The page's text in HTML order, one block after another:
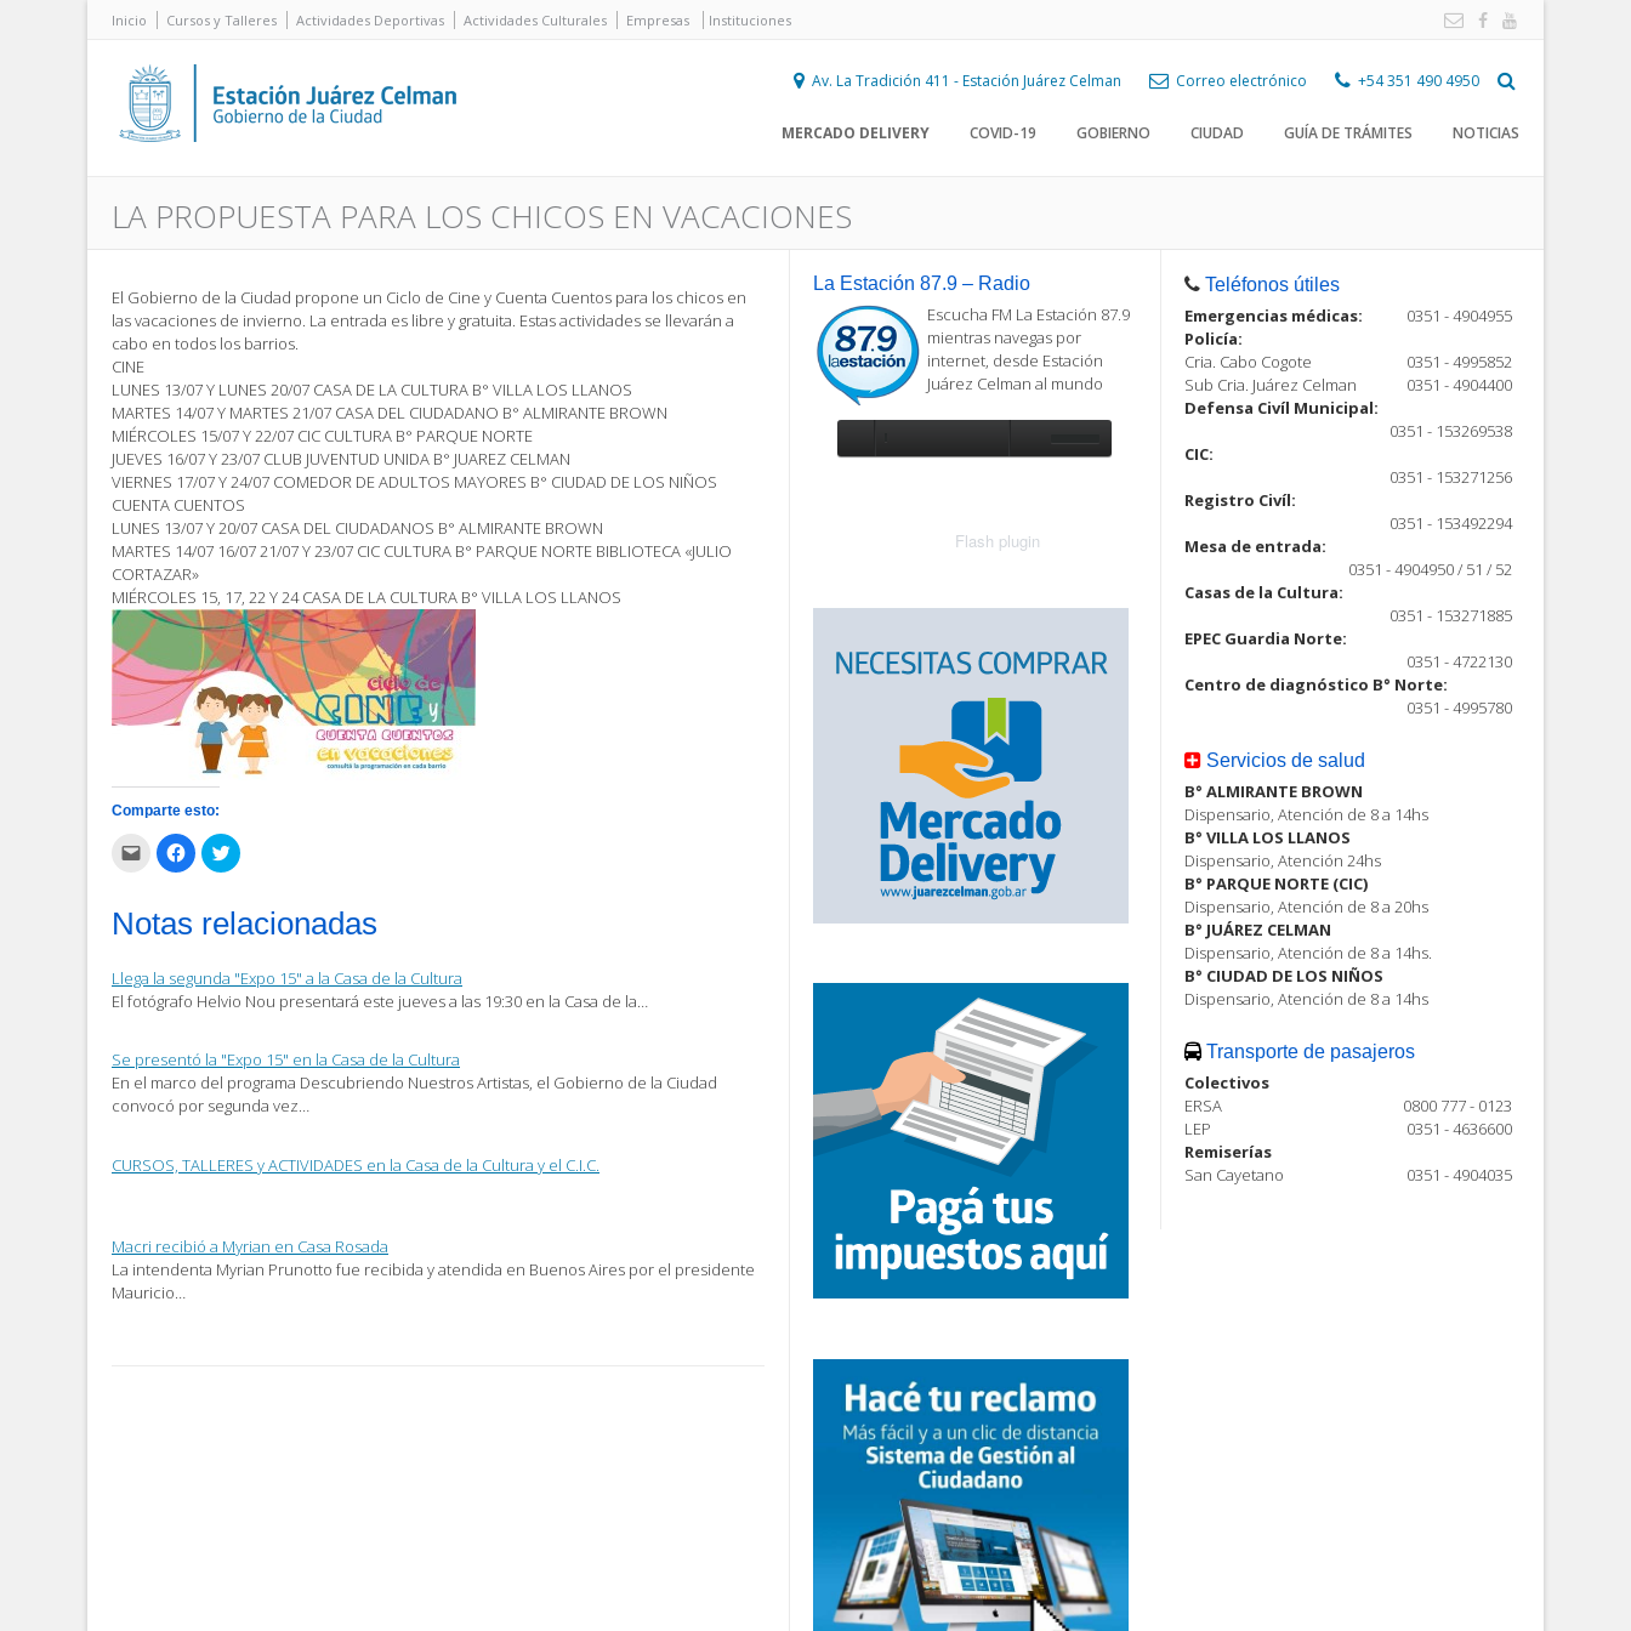
Inicio Cursos y Talleres Actividades Deportivas Actividades Culturales Empresas Instituciones
Av. La Tradición 411 - Estación Juárez Celman Correo electrónico +54 351 490 4950
MERCADO DELIVERY COVID-19 GOBIERNO CIUDAD GUÍA DE TRÁMITES NOTICIAS
LA PROPUESTA PARA LOS CHICOS EN VACACIONES
El Gobierno de la Ciudad propone un Ciclo de Cine y Cuenta Cuentos para los chicos en
las vacaciones de invierno. La entrada es libre y gratuita. Estas actividades se llevarán a
cabo en todos los barrios.
CINE
LUNES 13/07 Y LUNES 20/07 CASA DE LA CULTURA B° VILLA LOS LLANOS
MARTES 14/07 Y MARTES 21/07 CASA DEL CIUDADANO B° ALMIRANTE BROWN
MIÉRCOLES 15/07 Y 22/07 CIC CULTURA B° PARQUE NORTE
JUEVES 16/07 Y 23/07 CLUB JUVENTUD UNIDA B° JUAREZ CELMAN
VIERNES 17/07 Y 24/07 COMEDOR DE ADULTOS MAYORES B° CIUDAD DE LOS NIÑOS
CUENTA CUENTOS
LUNES 13/07 Y 20/07 CASA DEL CIUDADANOS B° ALMIRANTE BROWN
MARTES 14/07 16/07 21/07 Y 23/07 CIC CULTURA B° PARQUE NORTE BIBLIOTECA «JULIO
CORTAZAR»
MIÉRCOLES 15, 17, 22 Y 24 CASA DE LA CULTURA B° VILLA LOS LLANOS
Comparte esto:
Haz
clic
para
correo
electrónico
amigo
(Se
abre
ventana
nueva)
Haz
clic
para
Facebook
(Se
una
ventana
nueva)
Haz
clic
en
Twitter
(Se
una
ventana
nueva)
Notas relacionadas
Llega la segunda "Expo 15" a la Casa de la Cultura
El fotógrafo Helvio Nou presentará este jueves a las 19:30 en la Casa de la…
Se presentó la "Expo 15" en la Casa de la Cultura
En el marco del programa Descubriendo Nuestros Artistas, el Gobierno de la Ciudad
convocó por segunda vez…
CURSOS, TALLERES y ACTIVIDADES en la Casa de la Cultura y el C.I.C.
Macri recibió a Myrian en Casa Rosada
La intendenta Myrian Prunotto fue recibida y atendida en Buenos Aires por el presidente
Mauricio…
La Estación 87.9 – Radio
Escucha FM La Estación 87.9
mientras navegas por
internet, desde Estación
Juárez Celman al mundo
Flash plugin
Teléfonos útiles
Emergencias médicas:
0351 - 4904955
Policía:
Cria. Cabo Cogote
0351 - 4995852
Sub Cria. Juárez Celman
0351 - 4904400
Defensa Civíl Municipal:
0351 - 153269538
CIC:
0351 - 153271256
Registro Civíl:
0351 - 153492294
Mesa de entrada:
0351 - 4904950 / 51 / 52
Casas de la Cultura:
0351 - 153271885
EPEC Guardia Norte:
0351 - 4722130
Centro de diagnóstico B° Norte:
0351 - 4995780
Servicios de salud
B° ALMIRANTE BROWN
Dispensario, Atención de 8 a 14hs
B° VILLA LOS LLANOS
Dispensario, Atención 24hs
B° PARQUE NORTE (CIC)
Dispensario, Atención de 8 a 20hs
B° JUÁREZ CELMAN
Dispensario, Atención de 8 a 14hs.
B° CIUDAD DE LOS NIÑOS
Dispensario, Atención de 8 a 14hs
Transporte de pasajeros
Colectivos
ERSA
0800 777 - 0123
LEP
0351 - 4636600
Remiserías
San Cayetano
0351 - 4904035